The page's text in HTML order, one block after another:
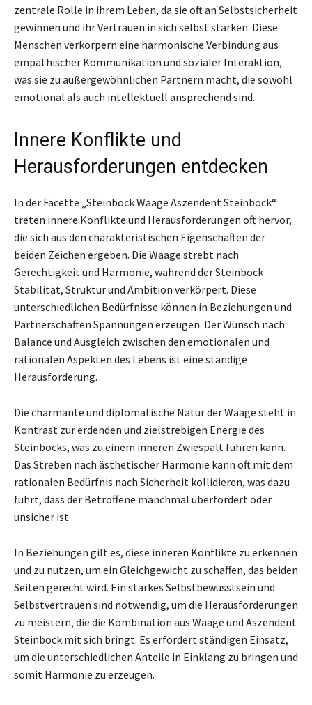
zentrale Rolle in ihrem Leben, da sie oft an Selbstsicherheit
gewinnen und ihr Vertrauen in sich selbst stärken. Diese
Menschen verkörpern eine harmonische Verbindung aus
empathischer Kommunikation und sozialer Interaktion,
was sie zu außergewöhnlichen Partnern macht, die sowohl
emotional als auch intellektuell ansprechend sind.
Innere Konflikte und
Herausforderungen entdecken
In der Facette „Steinbock Waage Aszendent Steinbock“
treten innere Konflikte und Herausforderungen oft hervor,
die sich aus den charakteristischen Eigenschaften der
beiden Zeichen ergeben. Die Waage strebt nach
Gerechtigkeit und Harmonie, während der Steinbock
Stabilität, Struktur und Ambition verkörpert. Diese
unterschiedlichen Bedürfnisse können in Beziehungen und
Partnerschaften Spannungen erzeugen. Der Wunsch nach
Balance und Ausgleich zwischen den emotionalen und
rationalen Aspekten des Lebens ist eine ständige
Herausforderung.
Die charmante und diplomatische Natur der Waage steht in
Kontrast zur erdenden und zielstrebigen Energie des
Steinbocks, was zu einem inneren Zwiespalt führen kann.
Das Streben nach ästhetischer Harmonie kann oft mit dem
rationalen Bedürfnis nach Sicherheit kollidieren, was dazu
führt, dass der Betroffene manchmal überfordert oder
unsicher ist.
In Beziehungen gilt es, diese inneren Konflikte zu erkennen
und zu nutzen, um ein Gleichgewicht zu schaffen, das beiden
Seiten gerecht wird. Ein starkes Selbstbewusstsein und
Selbstvertrauen sind notwendig, um die Herausforderungen
zu meistern, die die Kombination aus Waage und Aszendent
Steinbock mit sich bringt. Es erfordert ständigen Einsatz,
um die unterschiedlichen Anteile in Einklang zu bringen und
somit Harmonie zu erzeugen.